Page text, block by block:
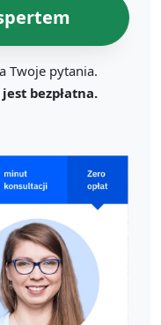
Twoje pytania.
bezpłatna.